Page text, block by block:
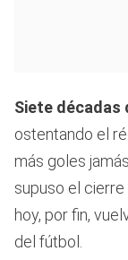
Siete décadas
ostentando el
más goles
supuso el cierre
hoy, por fin,
del fútbol.